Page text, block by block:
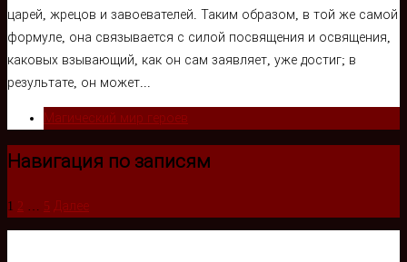
царей, жрецов и завоевателей. Таким образом, в той же самой
формуле, она связывается с силой посвящения и освящения,
каковых взывающий, как он сам заявляет, уже достиг; в
результате, он может...
Магический мир героев
Навигация по записям
1 2 5 Далее